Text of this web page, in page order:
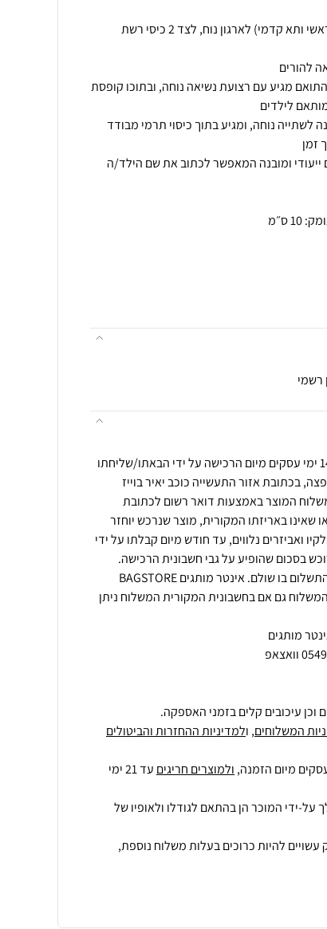
מבנה התיק כולל 2 תאים רחבים (תא ראשי ותא קדמי) לארגון נוח, לצד 2 כיסי רשת
מגיע עם רצועת נשיאה נוחה, ובתוכו קופסת
נוחה, ומגיע בתוך כיסוי תרמי מבודד
ומובנה המאפשר לכתוב את שם הילד/ה
רשמי
ניתן להחזיר מוצר שנרכש באתר תוך 14 ימי עסקים מיום הרכישה על ידי הבאתו/שליחתו
בכתובת אזור התעשייה כוכב יאיר בוייז
המוצר באמצעות דואר רשום לכתובת
שאינו באריזתו המקורית, מוצר שנרכש יוחזר
ואביזרים נלווים, עד חודש מיום קבלתו על ידי
בסכום שהופיע על גבי חשבונית הרכישה.
בזיכוי כספי יושב הכסף לאותו אמצעי התשלום בו שולם. אינטר מותגים BAGSTORE
גם אם בחשבונית המקורית המשלוח ניתן
וכן עיכובים קלים בזמני האספקה.
המשלוחים, ולמדיניות ההחזרות והביטולים
ולמוצרים חריגים
עד 21 ימי
על-ידי המוכר הן בהתאם לגודלו ולאופיו של
עשויים להיות כרוכים בעלות משלוח נוספת,